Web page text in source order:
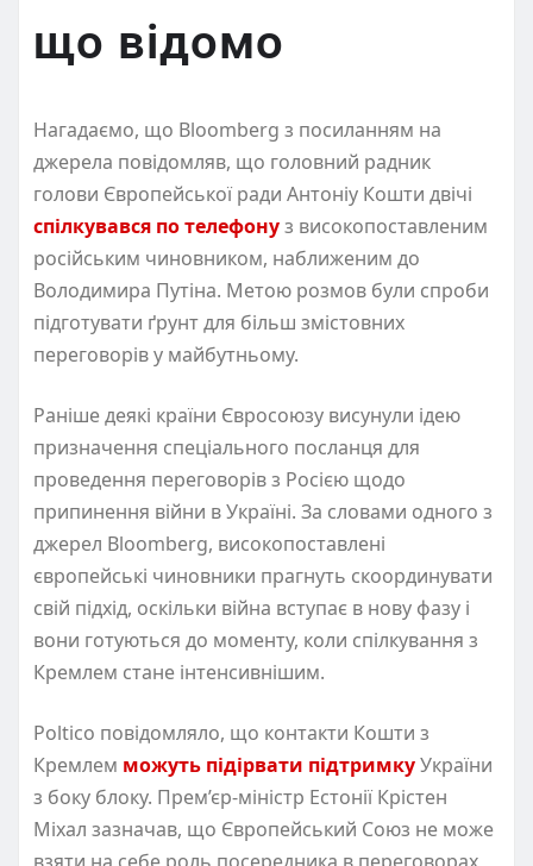
що відомо
Нагадаємо, що Bloomberg з посиланням на
джерела повідомляв, що головний радник
голови Європейської ради Антоніу Кошти двічі
спілкувався по телефонуз високопоставленим
російським чиновником, наближеним до
Володимира Путіна. Метою розмов були спроби
підготувати ґрунт для більш змістовних
переговорів у майбутньому.
Раніше деякі країни Євросоюзу висунули ідею
призначення спеціального посланця для
проведення переговорів з Росією щодо
припинення війни в Україні. За словами одного з
джерел Bloomberg, високопоставлені
європейські чиновники прагнуть скоординувати
свій підхід, оскільки війна вступає в нову фазу і
вони готуються до моменту, коли спілкування з
Кремлем стане інтенсивнішим.
Poltico повідомляло, що контакти Кошти з
Кремлем можуть підірвати підтримкуУкраїни
з боку блоку. Прем’єр-міністр Естонії Крістен
Міхал зазначав, що Європейський Союз не може